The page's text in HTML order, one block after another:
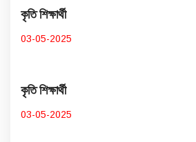
কৃতি শিক্ষার্থী
03-05-2025
কৃতি শিক্ষার্থী
03-05-2025